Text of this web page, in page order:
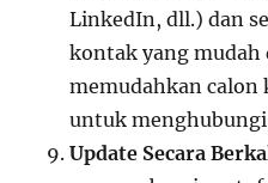
LinkedIn, dll.) dan
kontak yang
memudahkan calon
untuk
Update Secara